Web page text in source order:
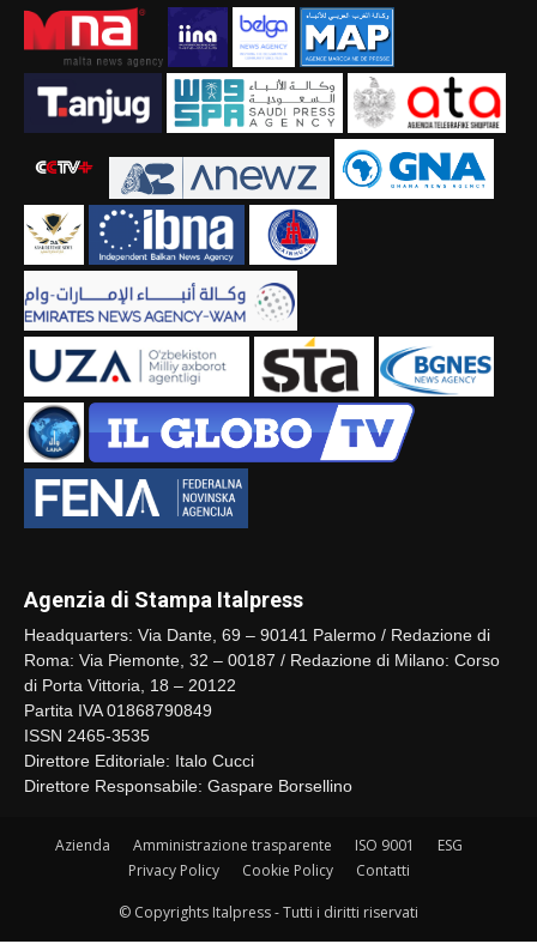
Agenzia di Stampa Italpress
Headquarters: Via Dante, 69 – 90141 Palermo / Redazione di
Roma: Via Piemonte, 32 – 00187 / Redazione di Milano: Corso
di Porta Vittoria, 18 – 20122
Partita IVA 01868790849
ISSN 2465-3535
Direttore Editoriale: Italo Cucci
Direttore Responsabile: Gaspare Borsellino
Azienda Amministrazione trasparente ISO 9001
ESG
Privacy Policy
Cookie Policy Contatti
© Copyrights Italpress - Tutti i diritti riservati